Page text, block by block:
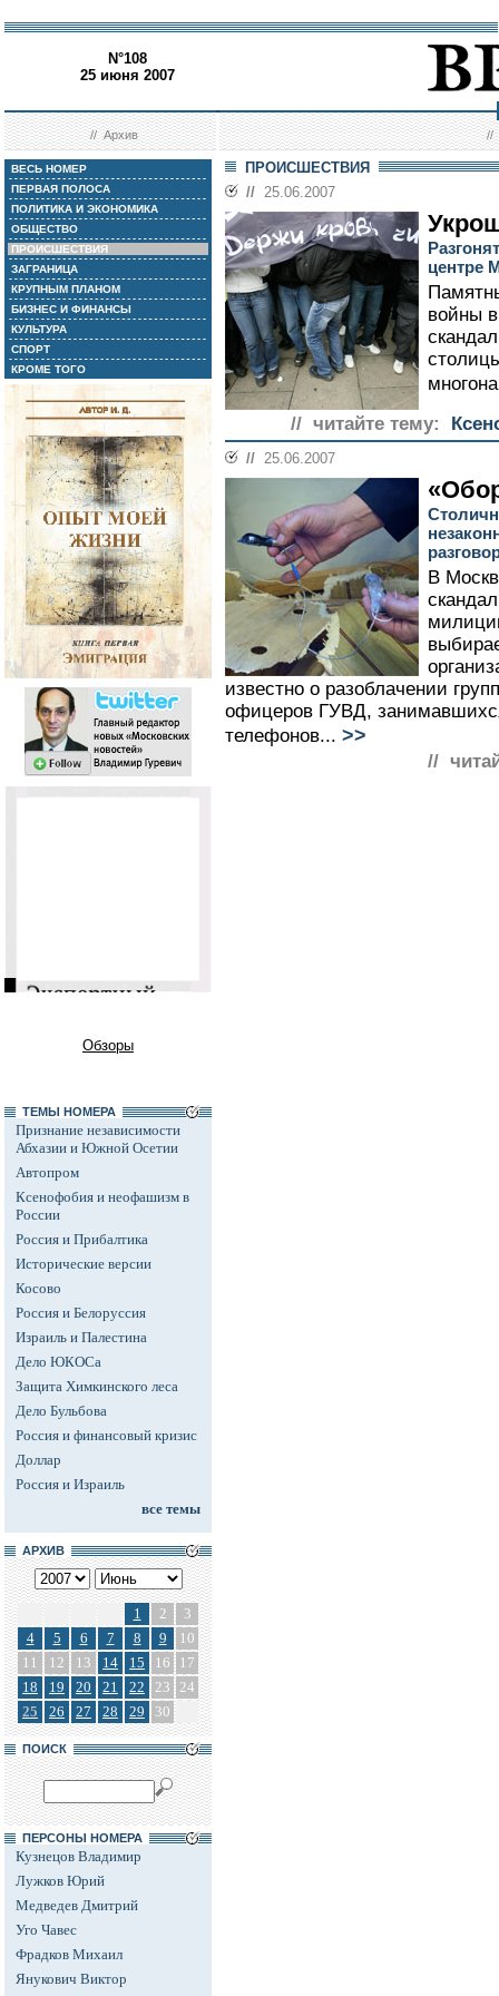
N°108
25 июня 2007
//Архив //
ВЕСЬ НОМЕР
ПЕРВАЯ ПОЛОСА
ПОЛИТИКА И ЭКОНОМИКА
ОБЩЕСТВО
ПРОИСШЕСТВИЯ
ЗАГРАНИЦА
КРУПНЫМ ПЛАНОМ
БИЗНЕС И ФИНАНСЫ
КУЛЬТУРА
СПОРТ
КРОМЕ ТОГО
Обзоры
ТЕМЫ НОМЕРА
Признание независимости
Абхазии и Южной Осетии
Автопром
Ксенофобия и неофашизм в
России
Россия и Прибалтика
Исторические версии
Косово
Россия и Белоруссия
Израиль и Палестина
Дело ЮКОСа
Защита Химкинского леса
Дело Бульбова
Россия и финансовый кризис
Доллар
Россия и Израиль
все темы
АРХИВ
1 2
3
4
5 6 7 8 9
10
11
12 13 14 15 16
17
18
19 20 21 22 23 24
25
26 27 28 29 30
ПОИСК
ПЕРСОНЫ НОМЕРА
Кузнецов Владимир
Лужков Юрий
Медведев Дмитрий
Уго Чавес
Фрадков Михаил
Янукович Виктор
ПРОИСШЕСТВИЯ
// 25.06.2007
центре
войны
// читайте тему:
// 25.06.2007
В
известно о разоблачении
офицеров ГУВД,
телефонов... >>
//